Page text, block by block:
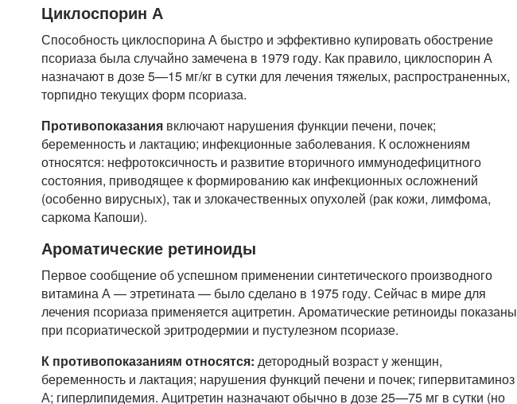
Циклоспорин А
Способность циклоспорина А быстро и эффективно купировать обострение
псориаза была случайно замечена в 1979 году. Как правило, циклоспорин А
назначают в дозе 5—15 мг/кг в сутки для лечения тяжелых, распространенных,
торпидно текущих форм псориаза.
Противопоказания включают нарушения функции печени, почек;
беременность и лактацию; инфекционные заболевания. К осложнениям
относятся: нефротоксичность и развитие вторичного иммунодефицитного
состояния, приводящее к формированию как инфекционных осложнений
(особенно вирусных), так и злокачественных опухолей (рак кожи, лимфома,
саркома Капоши).
Ароматические ретиноиды
Первое сообщение об успешном применении синтетического производного
витамина А — этретината — было сделано в 1975 году. Сейчас в мире для
лечения псориаза применяется ацитретин. Ароматические ретиноиды показаны
при псориатической эритродермии и пустулезном псориазе.
К противопоказаниям относятся: детородный возраст у женщин,
беременность и лактация; нарушения функций печени и почек; гипервитаминоз
А; гиперлипидемия. Ацитретин назначают обычно в дозе 25—75 мг в сутки (но